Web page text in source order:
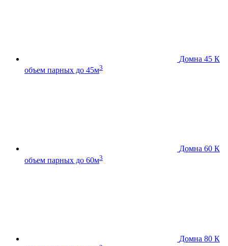
Домна 45 К
объем парных до 45м3
Домна 60 К
объем парных до 60м3
Домна 80 К